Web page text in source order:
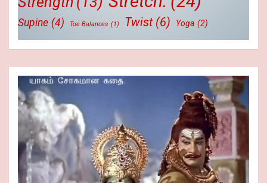
Supine (4) Toe Balances (1) Twist (6) Yoga (2)